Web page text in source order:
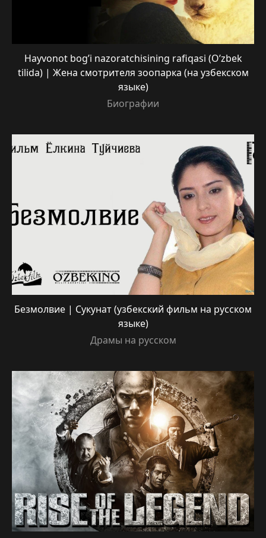
Hayvonot bog’i nazoratchisining rafiqasi (O’zbek
tilida) | Жена смотрителя зоопарка (на узбекском
языке)
Биографии
Безмолвие | Сукунат (узбекский фильм на русском
языке)
Драмы на русском